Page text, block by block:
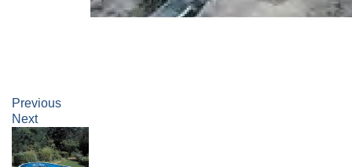
Previous
Next